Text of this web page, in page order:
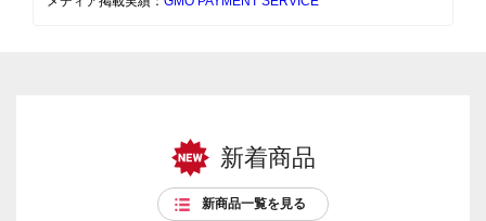
新着商品
新商品一覧を見る